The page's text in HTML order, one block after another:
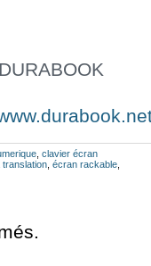
DURABOOK
clavier écran
translation écran rackable